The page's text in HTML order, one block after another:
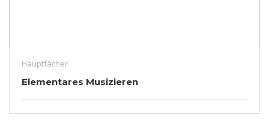
Hauptfächer
Elementares Musizieren